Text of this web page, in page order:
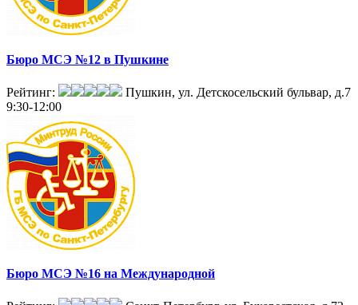
Бюро МСЭ №12 в Пушкине
Рейтинг:
Пушкин, ул. Детскосельский бульвар, д.7
9:30-12:00
Бюро МСЭ №16 на Международной